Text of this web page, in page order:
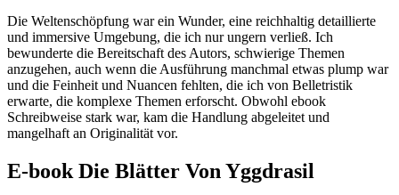
Die Weltenschöpfung war ein Wunder, eine reichhaltig detaillierte
und immersive Umgebung, die ich nur ungern verließ. Ich
bewunderte die Bereitschaft des Autors, schwierige Themen
anzugehen, auch wenn die Ausführung manchmal etwas plump war
und die Feinheit und Nuancen fehlten, die ich von Belletristik
erwarte, die komplexe Themen erforscht. Obwohl ebook
Schreibweise stark war, kam die Handlung abgeleitet und
mangelhaft an Originalität vor.
E-book Die Blätter Von Yggdrasil